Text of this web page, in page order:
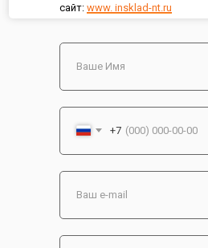
сайт: www. insklad-nt.ru
+7